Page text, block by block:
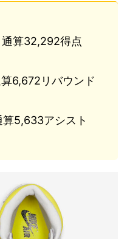
算32,292得点
6,672リバウンド
5,633アシスト